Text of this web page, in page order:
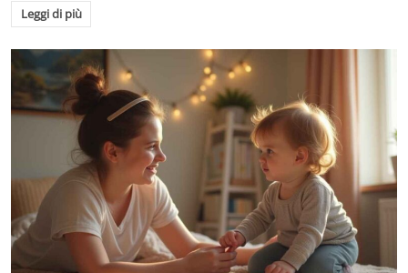
Leggi di più